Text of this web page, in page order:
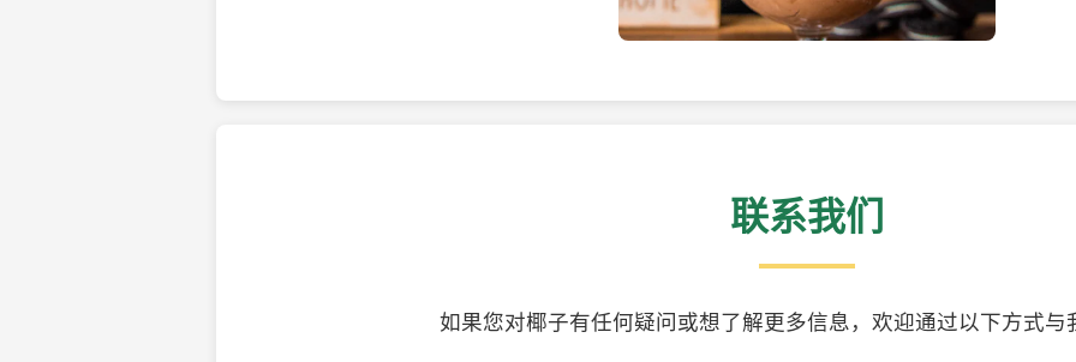
联系我们
如果您对椰子有任何疑问或想了解更多信息，欢迎通过以下方式与